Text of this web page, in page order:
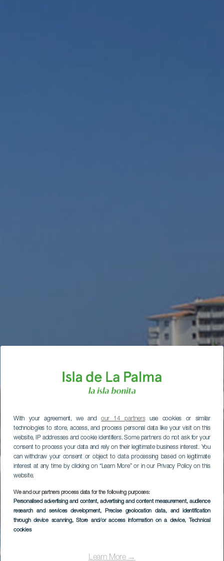
With your agreement, we andour 14 partnersuse cookies or similar
technologies to store, access, and process personal data like your visit on this
website, IP addresses and cookie identifiers. Some partners do not ask for your
consent to process your data and rely on their legitimate business interest. You
can withdraw your consent or object to data processing based on legitimate
interest at any time by clicking on “Learn More” or in our Privacy Policy on this
website.
We and our partners process data for the following purposes:
Personalised advertising and content, advertising and content measurement, audience
research and services development, Precise geolocation data, and identification
through device scanning, Store and/or access information on a device, Technical
cookies
Learn More →